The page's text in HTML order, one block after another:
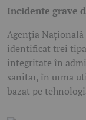
Incidente grave
Agenția
identificat trei
integritate în
sanitar, în urma
bazat pe